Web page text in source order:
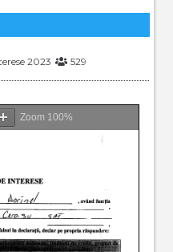
2023 529
Zoom 100%